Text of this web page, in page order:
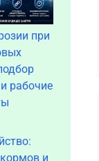
при
рабочие
и